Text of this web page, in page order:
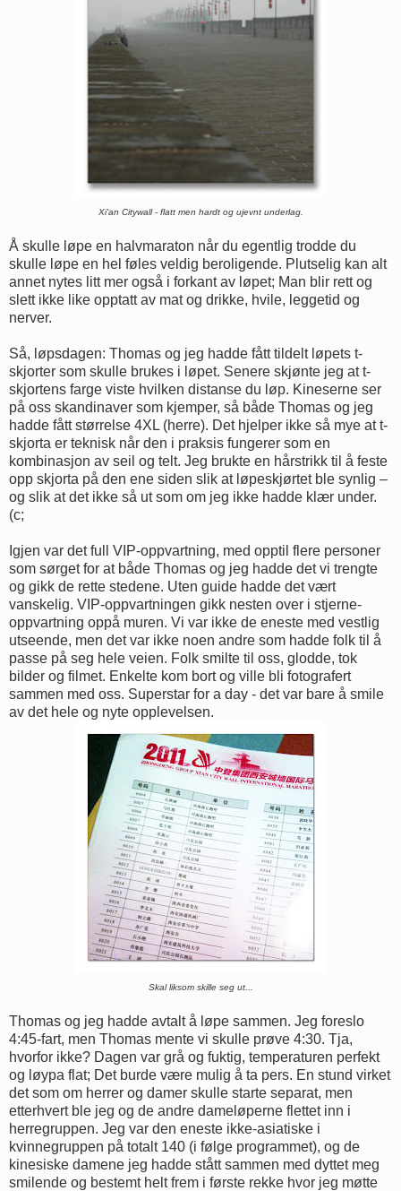
Xi'an Citywall - flatt men hardt og ujevnt underlag.
Å skulle løpe en halvmaraton når du egentlig trodde du
skulle løpe en hel føles veldig beroligende. Plutselig kan alt
annet nytes litt mer også i forkant av løpet; Man blir rett og
slett ikke like opptatt av mat og drikke, hvile, leggetid og
nerver.
Så, løpsdagen: Thomas og jeg hadde fått tildelt løpets t-
skjorter som skulle brukes i løpet. Senere skjønte jeg at t-
skjortens farge viste hvilken distanse du løp. Kineserne ser
på oss skandinaver som kjemper, så både Thomas og jeg
hadde fått størrelse 4XL (herre). Det hjelper ikke så mye at t-
skjorta er teknisk når den i praksis fungerer som en
kombinasjon av seil og telt. Jeg brukte en hårstrikk til å feste
opp skjorta på den ene siden slik at løpeskjørtet ble synlig –
og slik at det ikke så ut som om jeg ikke hadde klær under.
(c;
Igjen var det full VIP-oppvartning, med opptil flere personer
som sørget for at både Thomas og jeg hadde det vi trengte
og gikk de rette stedene. Uten guide hadde det vært
vanskelig. VIP-oppvartningen gikk nesten over i stjerne-
oppvartning oppå muren. Vi var ikke de eneste med vestlig
utseende, men det var ikke noen andre som hadde folk til å
passe på seg hele veien. Folk smilte til oss, glodde, tok
bilder og filmet. Enkelte kom bort og ville bli fotografert
sammen med oss. Superstar for a day - det var bare å smile
av det hele og nyte opplevelsen.
Skal liksom skille seg ut...
Thomas og jeg hadde avtalt å løpe sammen. Jeg foreslo
4:45-fart, men Thomas mente vi skulle prøve 4:30. Tja,
hvorfor ikke? Dagen var grå og fuktig, temperaturen perfekt
og løypa flat; Det burde være mulig å ta pers. En stund virket
det som om herrer og damer skulle starte separat, men
etterhvert ble jeg og de andre dameløperne flettet inn i
herregruppen. Jeg var den eneste ikke-asiatiske i
kvinnegruppen på totalt 140 (i følge programmet), og de
kinesiske damene jeg hadde stått sammen med dyttet meg
smilende og bestemt helt frem i første rekke hvor jeg møtte